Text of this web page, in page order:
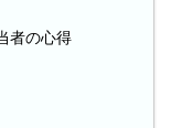
者の心得